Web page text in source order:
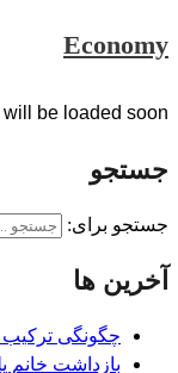
Economy
be loaded soon
جستجو
جستجو برای:
آخرین ها
چگونگی
بازداشت خانم